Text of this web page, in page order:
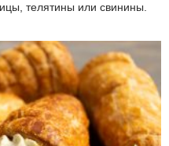
телятины или свинины.